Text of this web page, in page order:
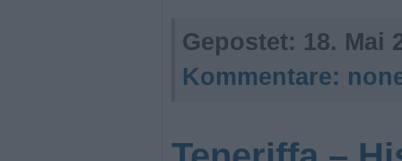
Gepostet: 18. Mai
Kommentare: